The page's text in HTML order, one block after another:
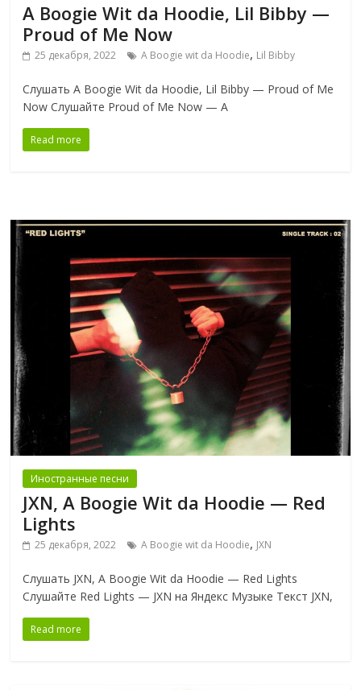
A Boogie Wit da Hoodie, Lil Bibby —
Proud of Me Now
25 декабря, 2022 A Boogie wit da Hoodie, Lil Bibby
Слушать A Boogie Wit da Hoodie, Lil Bibby — Proud of Me
Now Слушайте Proud of Me Now — A
Read more
Иностранные песни
JXN, A Boogie Wit da Hoodie — Red
Lights
25 декабря, 2022 A Boogie wit da Hoodie, JXN
Слушать JXN, A Boogie Wit da Hoodie — Red Lights
Слушайте Red Lights — JXN на Яндекс Музыке Текст JXN,
Read more